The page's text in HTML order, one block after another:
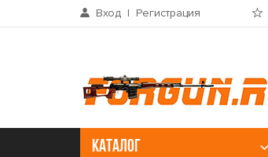
Вход | Регистрация
КАТАЛОГ